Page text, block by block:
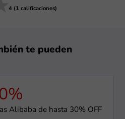
5 stars
stars
4 (1 calificaciones)
te pueden
Alibaba de hasta 30% OFF